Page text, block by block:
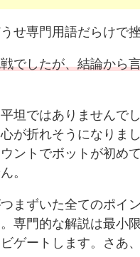
せ専門用語だらけで
でしたが、結論から
坦ではありませんで
が折れそうになりま
ントでボットが初め
。
まずいた全てのポイ
専門的な解説は最小
ゲートします。さあ